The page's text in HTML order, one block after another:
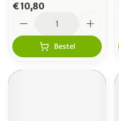
€ 10,80
Bestel